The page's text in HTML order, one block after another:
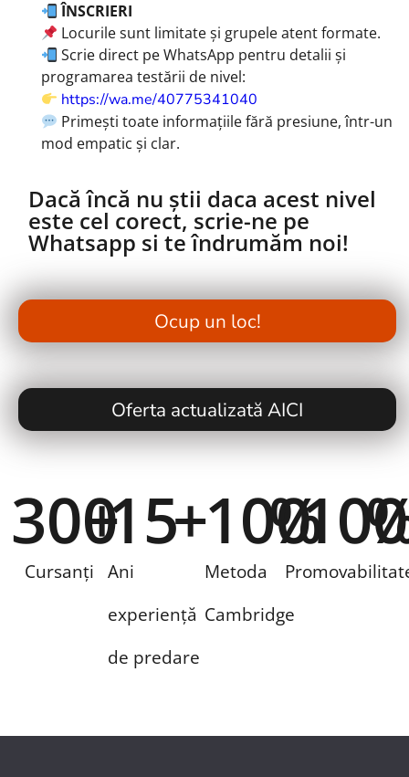
ÎNSCRIERI
Locurile sunt limitate și grupele atent formate.
Scrie direct pe WhatsApp pentru detalii și
programarea testării de nivel:
https://wa.me/40775341040
Primești toate informațiile fără presiune, într-un
mod empatic și clar.
Dacă încă nu știi daca acest nivel
este cel corect, scrie-ne pe
Whatsapp si te îndrumăm noi!
Ocup un loc!
Oferta actualizată AICI
Cursanți
300
+
Ani
experiență
de predare
15+
Metoda
Cambridge
100
%100